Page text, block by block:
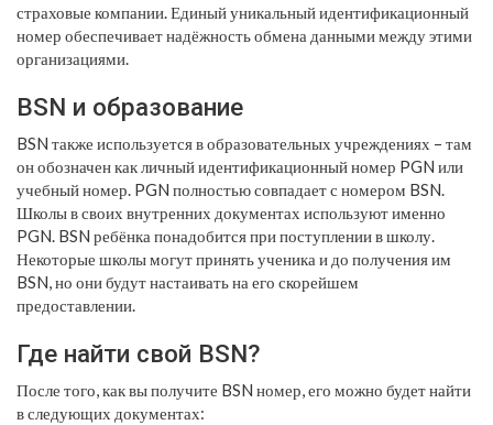
страховые компании. Единый уникальный идентификационный
номер обеспечивает надёжность обмена данными между этими
организациями.
BSN и образование
BSN также используется в образовательных учреждениях – там
он обозначен как личный идентификационный номер PGN или
учебный номер. PGN полностью совпадает с номером BSN.
Школы в своих внутренних документах используют именно
PGN. BSN ребёнка понадобится при поступлении в школу.
Некоторые школы могут принять ученика и до получения им
BSN, но они будут настаивать на его скорейшем
предоставлении.
Где найти свой BSN?
После того, как вы получите BSN номер, его можно будет найти
в следующих документах: